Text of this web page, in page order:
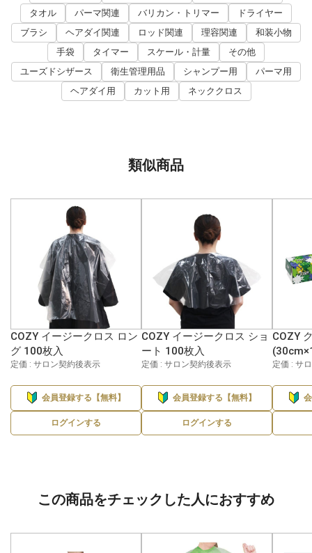
タオル
パーマ関連 バリカン・トリマー
ドライヤー
ブラシ
ヘアダイ関連 ロッド関連 理容関連
和装小物
手袋
タイマー スケール・計量
その他
ユーズドシザース
衛生管理用品 シャンプー用
パーマ用
ヘアダイ用
カット用 ネッククロス
類似商品
COZY イージークロス ロン
グ 100枚入
定価 : サロン契約後表示
会員登録する【無料】
ログインする
COZY イージークロス ショ
ート 100枚入
定価 : サロン契約後表示
会員登録する【無料】
ログインする
COZY
定価 : サ
この商品をチェックした人におすすめ